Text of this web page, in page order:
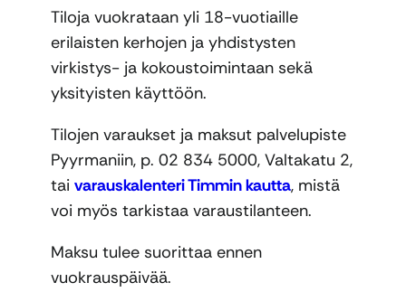
Tiloja vuokrataan yli 18-vuotiaille
erilaisten kerhojen ja yhdistysten
virkistys- ja kokoustoimintaan sekä
yksityisten käyttöön.
Tilojen varaukset ja maksut palvelupiste
Pyyrmaniin, p. 02 834 5000, Valtakatu 2,
tai varauskalenteri Timmin kautta, mistä
voi myös tarkistaa varaustilanteen.
Maksu tulee suorittaa ennen
vuokrauspäivää.